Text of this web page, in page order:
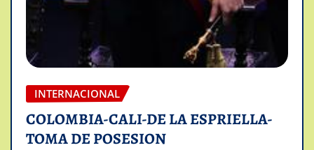
INTERNACIONAL
COLOMBIA-CALI-DE LA ESPRIELLA-
TOMA DE POSESION